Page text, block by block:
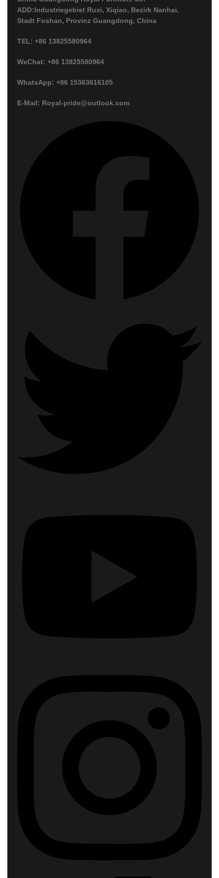
ADD:Industriegebiet Ruxi, Xiqiao, Bezirk Nanhai,
Stadt Foshan, Provinz Guangdong, China
TEL: +86 13825580964
WeChat: +86 13825580964
WhatsApp: +86 15363616105
E-Mail: Royal-pride@outlook.com